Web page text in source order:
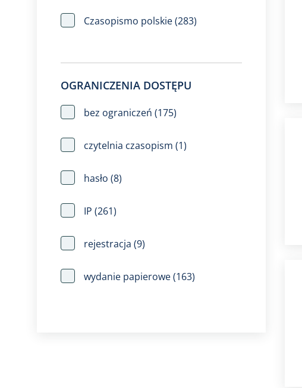
Czasopismo polskie(283)
OGRANICZENIA DOSTĘPU
bez ograniczeń (175)
czytelnia czasopism (1)
hasło (8)
IP (261)
rejestracja (9)
wydanie papierowe(163)